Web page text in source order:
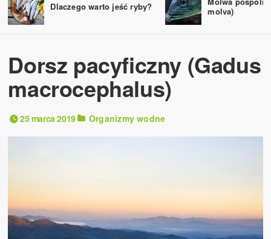
Dlaczego warto jeść ryby?
molva)
Dorsz pacyficzny (Gadus
macrocephalus)
25 marca 2019 Organizmy wodne